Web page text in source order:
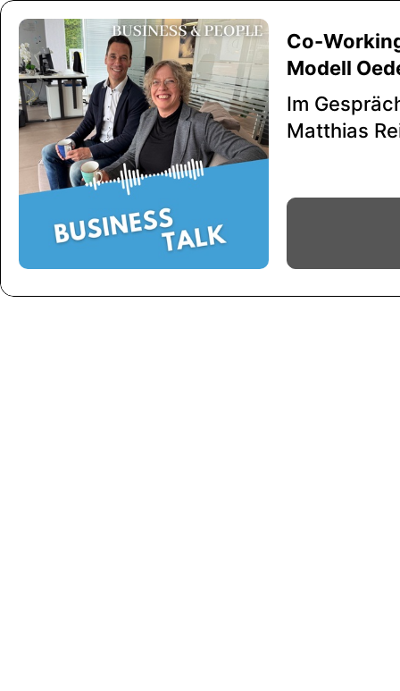
Co-
Modell
Im
Matthias